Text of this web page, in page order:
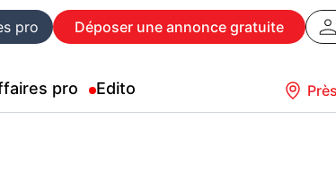
pro Déposer une annonce gratuite
pro Edito